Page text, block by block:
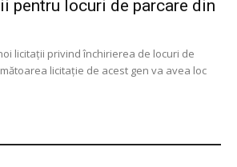
pentru locuri de parcare din
licitaţii privind închirierea de locuri de
licitaţie de acest gen va avea loc